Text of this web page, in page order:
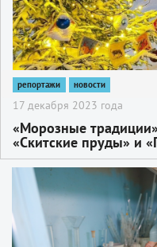
репортажи новости
17 декабря 2023 года
«Морозные
«Скитские пруды» и
Посадского округа